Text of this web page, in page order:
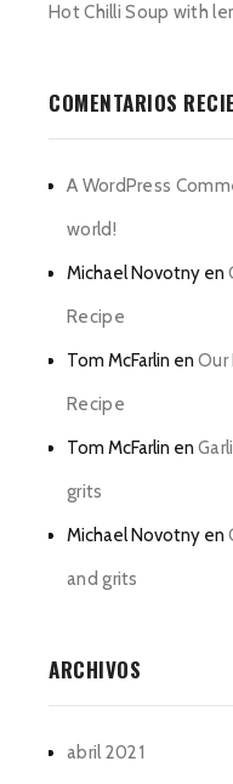
Hot Chilli Soup with
COMENTARIOS
A WordPress
world!
Michael Novotny en
Recipe
Tom McFarlin en Our
Recipe
Tom McFarlin en
grits
Michael Novotny en
and grits
ARCHIVOS
abril 2021